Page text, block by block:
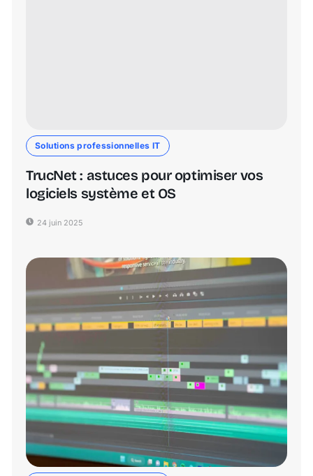
Solutions professionnelles IT
TrucNet : astuces pour optimiser vos
logiciels système et OS
24 juin 2025